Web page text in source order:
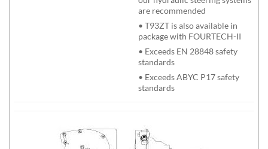
are recommended
• T93ZT is also available in
package with FOURTECH-II
• Exceeds EN 28848 safety
standards
• Exceeds ABYC P17 safety
standards